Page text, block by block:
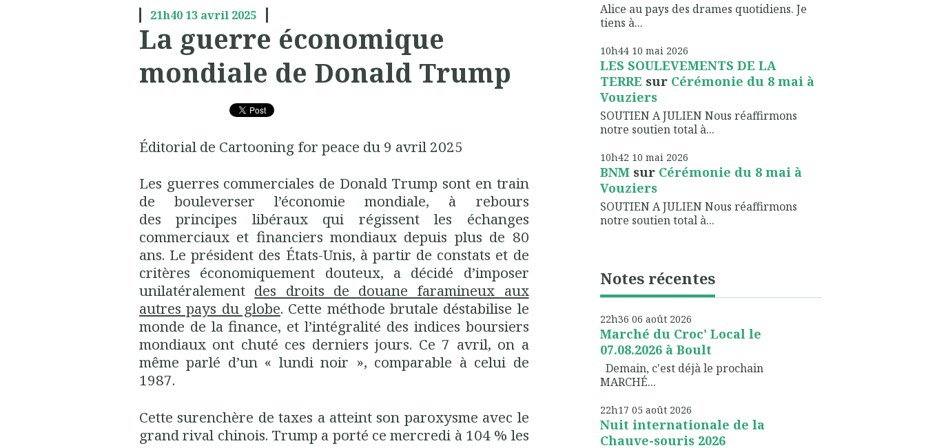
21h40 13 avril 2025
La guerre économique
mondiale de Donald Trump
Éditorial de Cartooning for peace du 9 avril 2025
Les guerres commerciales de Donald Trump sont en train
de bouleverser l’économie mondiale, à rebours
des principes libéraux qui régissent les échanges
commerciaux et financiers mondiaux depuis plus de 80
ans. Le président des États-Unis, à partir de constats et de
critères économiquement douteux, a décidé d’imposer
unilatéralement des droits de douane faramineux aux
autres pays du globe. Cette méthode brutale déstabilise le
monde de la finance, et l’intégralité des indices boursiers
mondiaux ont chuté ces derniers jours. Ce 7 avril, on a
même parlé d’un « lundi noir », comparable à celui de
1987.
Cette surenchère de taxes a atteint son paroxysme avec le
grand rival chinois. Trump a porté ce mercredi à 104 % les
Alice au pays des drames quotidiens. Je
tiens à...
10h44 10 mai 2026
LES SOULEVEMENTS DE LA
TERRE sur Cérémonie du 8 mai à
Vouziers
SOUTIEN A JULIEN Nous réaffirmons
notre soutien total à...
10h42 10 mai 2026
BNMsur Cérémonie du 8 mai à
Vouziers
SOUTIEN A JULIEN Nous réaffirmons
notre soutien total à...
Notes récentes
22h36 06 août 2026
Marché du Croc' Local le
07.08.2026 à Boult
Demain, c'est déjà le prochain
MARCHÉ...
22h17 05 août 2026
Nuit internationale de la
Chauve-souris 2026